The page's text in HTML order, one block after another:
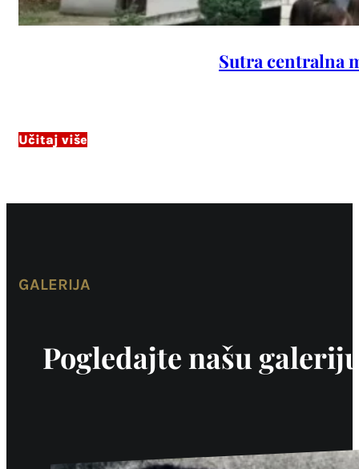
Sutra centralna
Učitaj više
GALERIJA
Pogledajte našu